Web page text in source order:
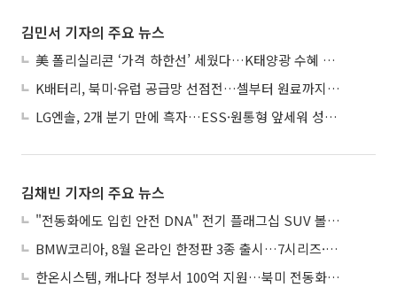
김민서 기자의 주요 뉴스
美 폴리실리콘 ‘가격 하한선’ 세웠다…K태양광 수혜 기대
K배터리, 북미·유럽 공급망 선점전…셀부터 원료까지 현지화
LG엔솔, 2개 분기 만에 흑자…ESS·원통형 앞세워 성장 가속
김채빈 기자의 주요 뉴스
"전동화에도 입힌 안전 DNA" 전기 플래그십 SUV 볼보 'EX90'
BMW코리아, 8월 온라인 한정판 3종 출시…7시리즈·X7·M340i 투어링
한온시스템, 캐나다 정부서 100억 지원…북미 전동화 시장 가속